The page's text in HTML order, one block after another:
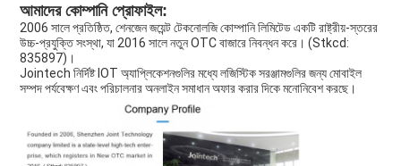
আমাদের কোম্পানি প্রোফাইল:
2006 সালে প্রতিষ্ঠিত, শেনজেন জয়েন্ট টেকনোলজি কোম্পানি লিমিটেড একটি রাষ্ট্রীয়-স্তরের
উচ্চ-প্রযুক্তি সংস্থা, যা 2016 সালে নতুন OTC বাজারে নিবন্ধন করে। (Stkcd:
835897)।
Jointech নির্দিষ্ট IOT অ্যাপ্লিকেশনগুলির মধ্যে লজিস্টিক সরঞ্জামগুলির জন্য মোবাইল
সম্পদ পর্যবেক্ষণ এবং পরিচালনার অনলাইন সমাধান অফার করার দিকে মনোনিবেশ করছে।